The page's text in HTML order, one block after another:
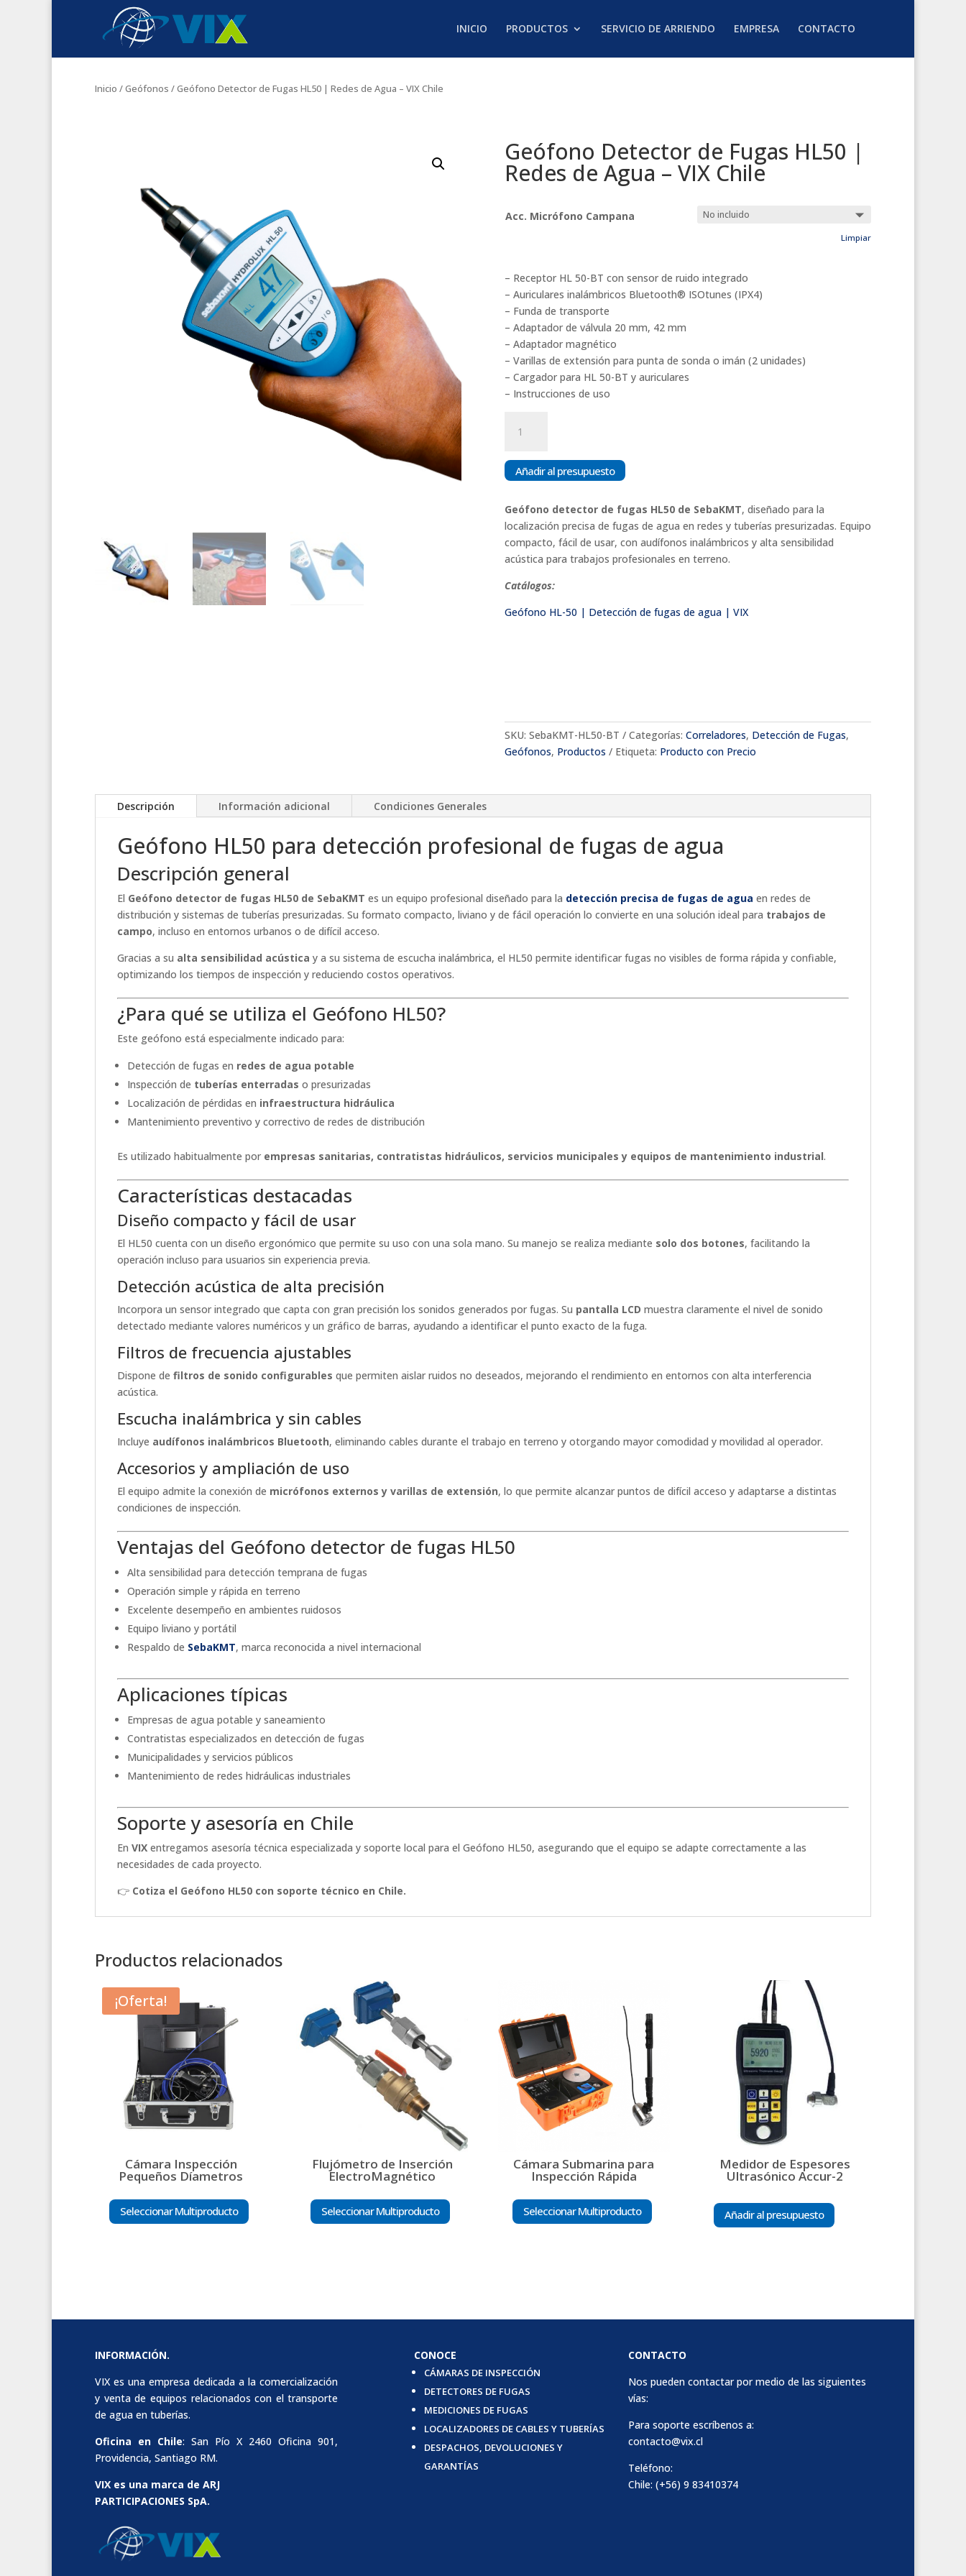
INICIO PRODUCTOS SERVICIO DE ARRIENDO EMPRESA CONTACTO
Inicio /Geófonos / Geófono Detector de Fugas HL50 | Redes de Agua – VIX Chile
Geófono Detector de Fugas HL50 |
Redes de Agua – VIX Chile
Acc. Micrófono Campana
Limpiar
– Receptor HL 50-BT con sensor de ruido integrado
– Auriculares inalámbricos Bluetooth® ISOtunes (IPX4)
– Funda de transporte
– Adaptador de válvula 20 mm, 42 mm
– Adaptador magnético
– Varillas de extensión para punta de sonda o imán (2 unidades)
– Cargador para HL 50-BT y auriculares
– Instrucciones de uso
Detector
Fugas
HL50
Agua
VIX
cantidad
Añadir al presupuesto
Geófono detector de fugas HL50 de SebaKMT, diseñado para la
localización precisa de fugas de agua en redes y tuberías presurizadas. Equipo
compacto, fácil de usar, con audífonos inalámbricos y alta sensibilidad
acústica para trabajos profesionales en terreno.
Catálogos:
Geófono HL-50 | Detección de fugas de agua | VIX
SKU: SebaKMT-HL50-BT Categorías: Correladores, Detección de Fugas,
Geófonos, Productos Etiqueta: Producto con Precio
Descripción Información adicional Condiciones Generales
Geófono HL50 para detección profesional de fugas de agua
Descripción general
El Geófono detector de fugas HL50 de SebaKMT es un equipo profesional diseñado para la detección precisa de fugas de agua en redes de
distribución y sistemas de tuberías presurizadas. Su formato compacto, liviano y de fácil operación lo convierte en una solución ideal para trabajos de
campo, incluso en entornos urbanos o de difícil acceso.
Gracias a su alta sensibilidad acústica y a su sistema de escucha inalámbrica, el HL50 permite identificar fugas no visibles de forma rápida y confiable,
optimizando los tiempos de inspección y reduciendo costos operativos.
¿Para qué se utiliza el Geófono HL50?
Este geófono está especialmente indicado para:
Detección de fugas en redes de agua potable
Inspección de tuberías enterradas o presurizadas
Localización de pérdidas en infraestructura hidráulica
Mantenimiento preventivo y correctivo de redes de distribución
Es utilizado habitualmente por empresas sanitarias, contratistas hidráulicos, servicios municipales y equipos de mantenimiento industrial.
Características destacadas
Diseño compacto y fácil de usar
El HL50 cuenta con un diseño ergonómico que permite su uso con una sola mano. Su manejo se realiza mediante solo dos botones, facilitando la
operación incluso para usuarios sin experiencia previa.
Detección acústica de alta precisión
Incorpora un sensor integrado que capta con gran precisión los sonidos generados por fugas. Su pantalla LCD muestra claramente el nivel de sonido
detectado mediante valores numéricos y un gráfico de barras, ayudando a identificar el punto exacto de la fuga.
Filtros de frecuencia ajustables
Dispone de filtros de sonido configurables que permiten aislar ruidos no deseados, mejorando el rendimiento en entornos con alta interferencia
acústica.
Escucha inalámbrica y sin cables
Incluye audífonos inalámbricos Bluetooth, eliminando cables durante el trabajo en terreno y otorgando mayor comodidad y movilidad al operador.
Accesorios y ampliación de uso
El equipo admite la conexión de micrófonos externos y varillas de extensión, lo que permite alcanzar puntos de difícil acceso y adaptarse a distintas
condiciones de inspección.
Ventajas del Geófono detector de fugas HL50
Alta sensibilidad para detección temprana de fugas
Operación simple y rápida en terreno
Excelente desempeño en ambientes ruidosos
Equipo liviano y portátil
Respaldo de SebaKMT, marca reconocida a nivel internacional
Aplicaciones típicas
Empresas de agua potable y saneamiento
Contratistas especializados en detección de fugas
Municipalidades y servicios públicos
Mantenimiento de redes hidráulicas industriales
Soporte y asesoría en Chile
En VIX entregamos asesoría técnica especializada y soporte local para el Geófono HL50, asegurando que el equipo se adapte correctamente a las
necesidades de cada proyecto.
👉 Cotiza el Geófono HL50 con soporte técnico en Chile.
Productos relacionados
¡Oferta!
Cámara Inspección
Pequeños Díametros
Seleccionar Multiproducto
Flujómetro de Inserción
ElectroMagnético
Seleccionar Multiproducto
Cámara Submarina para
Inspección Rápida
Seleccionar Multiproducto
Medidor de Espesores
Ultrasónico Accur-2
Añadir al presupuesto
INFORMACIÓN.
VIX es una empresa dedicada a la comercialización
y venta de equipos relacionados con el transporte
de agua en tuberías.
Oficina en Chile: San Pío X 2460 Oficina 901,
Providencia, Santiago RM.
VIX es una marca de ARJ
PARTICIPACIONES SpA.
CONOCE
CÁMARAS DE INSPECCIÓN
DETECTORES DE FUGAS
MEDICIONES DE FUGAS
LOCALIZADORES DE CABLES Y TUBERÍAS
DESPACHOS, DEVOLUCIONES Y
GARANTÍAS
CONTACTO
Nos pueden contactar por medio de las siguientes
vías:
Para soporte escríbenos a:
contacto@vix.cl
Teléfono:
Chile: (+56) 9 83410374